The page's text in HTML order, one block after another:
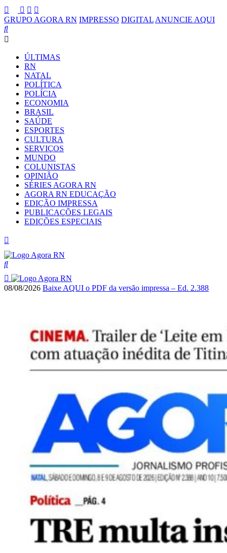
GRUPO AGORA RN IMPRESSO DIGITAL ANUNCIE AQUI
ÚLTIMAS
RN
NATAL
POLÍTICA
POLÍCIA
ECONOMIA
BRASIL
SAÚDE
ESPORTES
CULTURA
SERVIÇOS
MUNDO
COLUNISTAS
OPINIÃO
SÉRIES AGORA RN
AGORA RN EDUCAÇÃO
EDIÇÃO IMPRESSA
PUBLICAÇÕES LEGAIS
EDIÇÕES ESPECIAIS
08/08/2026 Baixe AQUI o PDF da versão impressa – Ed. 2.388